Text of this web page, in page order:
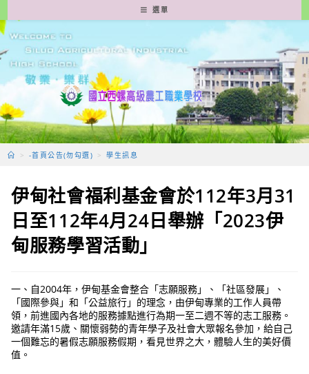
轉
至
要
容
選單
> -首頁公告(勿勾選) > 學生訊息
伊甸社會福利基金會於112年3月31
日至112年4月24日舉辦「2023伊
甸服務學習活動」
一、自2004年，伊甸基金會整合「志願服務」、「社區發展」、
「國際參與」和「公益旅行」的理念，由伊甸專業的工作人員帶
領，前進國內各地的服務據點進行為期一至二週不等的志工服務。
邀請年滿15歲、關懷弱勢的青年學子及社會大眾報名參加，給自己
一個難忘的暑假志願服務假期，看見世界之大，體驗人生的美好價
值。